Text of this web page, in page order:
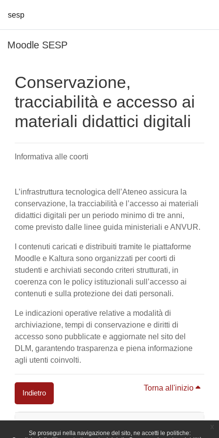
Se prosegui nella navigazione del sito, ne accetti le politiche:
sesp
Moodle SESP
Conservazione,
tracciabilità e accesso ai
materiali didattici digitali
Informativa alle coorti
L’infrastruttura tecnologica dell’Ateneo assicura la
conservazione, la tracciabilità e l’accesso ai materiali
didattici digitali per un periodo minimo di tre anni,
come previsto dalle linee guida ministeriali e ANVUR.
I contenuti caricati e distribuiti tramite le piattaforme
Moodle e Kaltura sono organizzati per coorti di
studenti e archiviati secondo criteri strutturati, in
coerenza con le policy istituzionali sull’accesso ai
contenuti e sulla protezione dei dati personali.
Le indicazioni operative relative a modalità di
archiviazione, tempi di conservazione e diritti di
accesso sono pubblicate e aggiornate nel sito del
DLM, garantendo trasparenza e piena informazione
agli utenti coinvolti.
Indietro
Torna all'inizio
Blocchi